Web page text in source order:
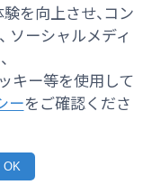
を向上させ、コン
ソーシャルメディ
キー等を使用して
ーをご確認くださ
OK
防災情報
Co.,Ltd.